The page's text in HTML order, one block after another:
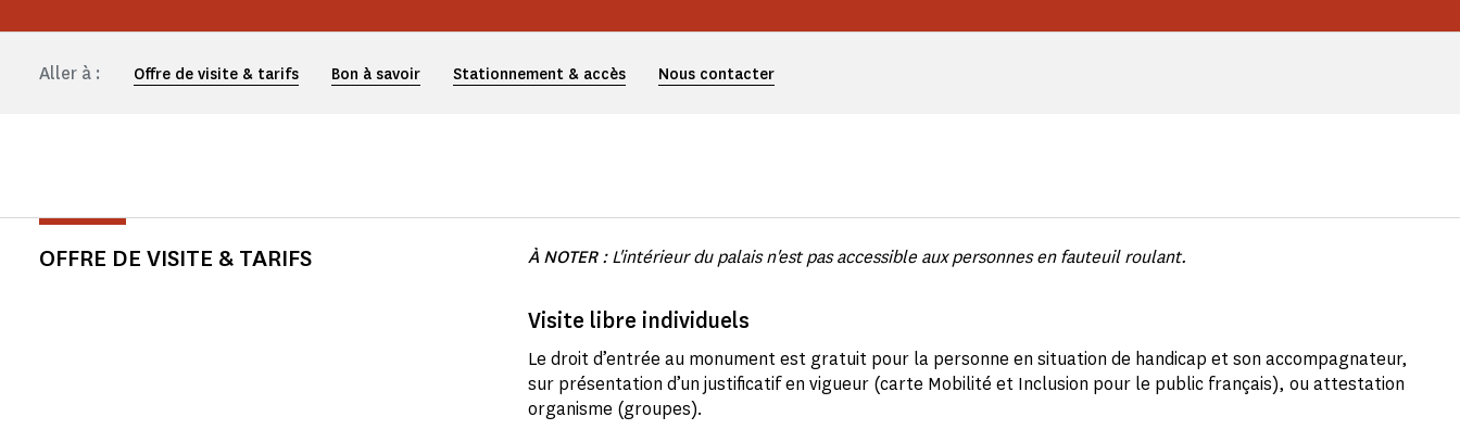
Aller à : Offre de visite & tarifs Bon à savoir Stationnement & accès Nous contacter
OFFRE DE VISITE & TARIFS À NOTER: L'intérieur du palais n'est pas accessible aux personnes en fauteuil roulant.
Visite libre individuels
Le droit d’entrée au monument est gratuit pour la personne en situation de handicap et son accompagnateur,
sur présentation d’un justificatif en vigueur (carte Mobilité et Inclusion pour le public français), ou attestation
organisme (groupes).